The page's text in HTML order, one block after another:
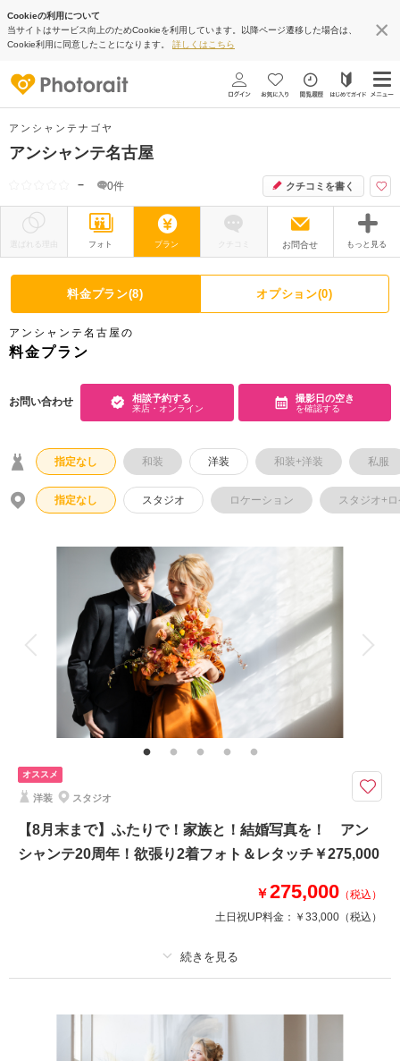
Cookieの利用について
当サイトはサービス向上のためCookieを利用しています。以降ページ遷移した場合は、
Cookie利用に同意したことになります。 詳しくはこちら
アンシャンテナゴヤ
アンシャンテ名古屋
− 0件 クチコミを書く
フォト プラン お問合せ もっと見る
撮影レポート フォトグラファー
衣装 ムービー
オプション
アクセス/TEL スタジオトップ
料金プラン(8) オプション(0)
アンシャンテ名古屋の
料金プラン
お問い合わせ 相談予約する
来店・オンライン
撮影日の空き
を確認する
指定なし 和装 洋装 和装+洋装 私服
指定なし スタジオ ロケーション スタジオ+
オススメ
洋装 スタジオ
【8月末まで】ふたりで！家族と！結婚写真を！ アン
シャンテ20周年！欲張り2着フォト＆レタッチ￥275,000
￥275,000 （税込）
土日祝UP料金： ￥33,000 （税込）
新婦衣装2着
ヘアメイク